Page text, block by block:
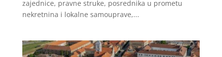
zajednice, pravne struke, posrednika u prometu
nekretnina i lokalne samouprave,...